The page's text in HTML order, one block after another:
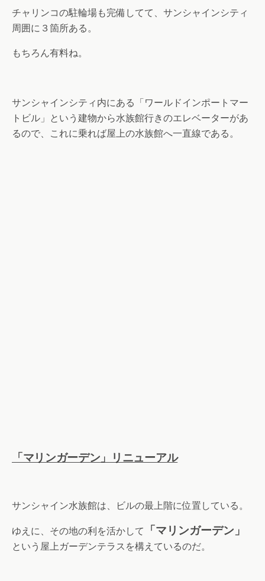
チャリンコの駐輪場も完備してて、サンシャインシティ
周囲に３箇所ある。
もちろん有料ね。
サンシャインシティ内にある「ワールドインポートマー
トビル」という建物から水族館行きのエレベーターがあ
るので、これに乗れば屋上の水族館へ一直線である。
「マリンガーデン」リニューアル
サンシャイン水族館は、ビルの最上階に位置している。
ゆえに、その地の利を活かして 「マリンガーデン」
という屋上ガーデンテラスを構えているのだ。